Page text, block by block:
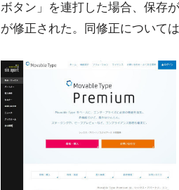
ボタン」を連打した場合、保存
が修正された。同修正について